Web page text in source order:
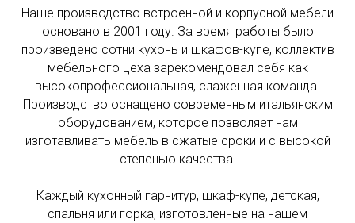
Наше производство встроенной и корпусной мебели
основано в 2001 году. За время работы было
произведено сотни кухонь и шкафов-купе, коллектив
мебельного цеха зарекомендовал себя как
высокопрофессиональная, слаженная команда.
Производство оснащено современным итальянским
оборудованием, которое позволяет нам
изготавливать мебель в сжатые сроки и с высокой
степенью качества.
Каждый кухонный гарнитур, шкаф-купе, детская,
спальня или горка, изготовленные на нашем